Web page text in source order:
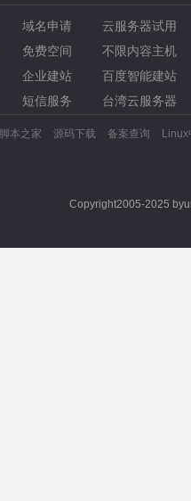
域名申请 云服务器试用
免费空间 不限内容主机
企业建站 百度智能建站
短信服务 台湾云服务器
脚本之家 源码下载 备案查询 Linux
Copyright2005-2025